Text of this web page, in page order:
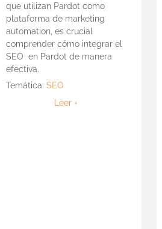
que utilizan Pardot como
plataforma de marketing
automation, es crucial
comprender cómo integrar el
SEO en Pardot de manera
efectiva.
Temática: SEO
Leer +